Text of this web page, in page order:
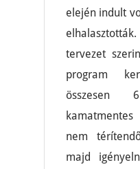
elején indult
tervezet
program
nem
majd